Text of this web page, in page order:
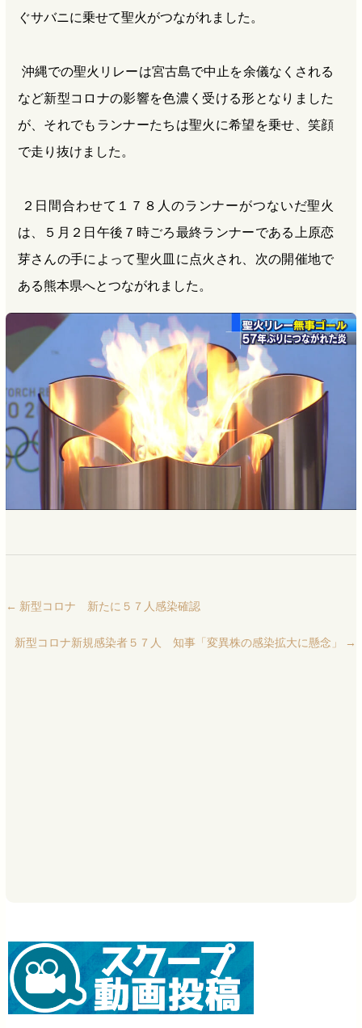
ぐサバニに乗せて聖火がつながれました。
沖縄での聖火リレーは宮古島で中止を余儀なくされる
など新型コロナの影響を色濃く受ける形となりました
が、それでもランナーたちは聖火に希望を乗せ、笑顔
で走り抜けました。
２日間合わせて１７８人のランナーがつないだ聖火
は、５月２日午後７時ごろ最終ランナーである上原恋
芽さんの手によって聖火皿に点火され、次の開催地で
ある熊本県へとつながれました。
← 新型コロナ 新たに５７人感染確認
新型コロナ新規感染者５７人 知事「変異株の感染拡大に懸念」 →